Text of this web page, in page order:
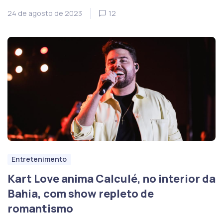
24 de agosto de 2023 12
Entretenimento
Kart Love anima Calculé, no interior da
Bahia, com show repleto de
romantismo